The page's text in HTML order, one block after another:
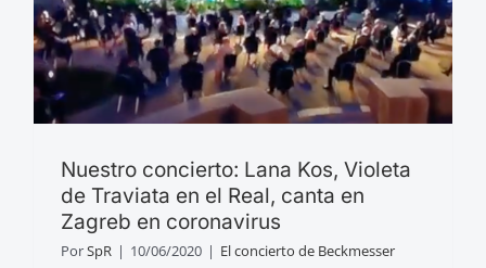
Nuestro concierto: Lana Kos, Violeta
de Traviata en el Real, canta en
Zagreb en coronavirus
PorSpR | 10/06/2020 | El concierto de Beckmesser